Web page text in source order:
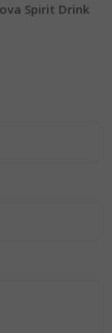
Spirit Drink